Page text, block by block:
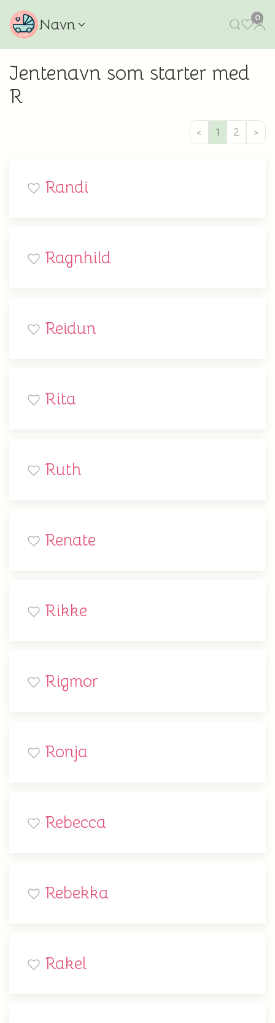
Navn 0
Jentenavn som starter med
R
< 1 2 >
Randi
Ragnhild
Reidun
Rita
Ruth
Renate
Rikke
Rigmor
Ronja
Rebecca
Rebekka
Rakel